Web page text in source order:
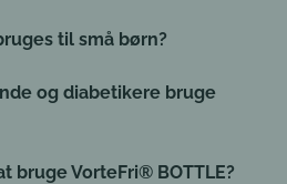
til små børn?
og diabetikere bruge
bruge VorteFri® BOTTLE?